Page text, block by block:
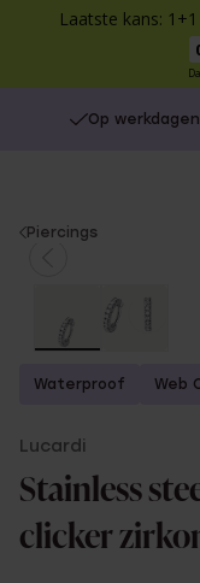
Laatste kans:
Op
You
Piercings
Waterproof Web
Lucardi
Stainless
clicker